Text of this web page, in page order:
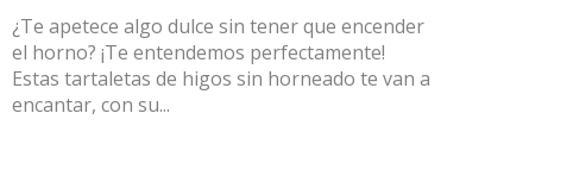
¿Te apetece algo dulce sin tener que encender
el horno? ¡Te entendemos perfectamente!
Estas tartaletas de higos sin horneado te van a
encantar, con su...